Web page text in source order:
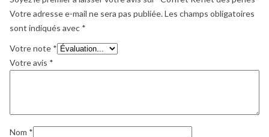
Votre adresse e-mail ne sera pas publiée.Les champs obligatoires
sont indiqués avec *
Votre note *
Votre avis *
Nom *